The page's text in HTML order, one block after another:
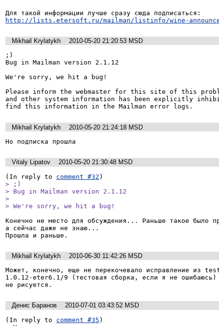
http://lists.etersoft.ru/mailman/listinfo/wine-
Mikhail Krylatykh
2010-05-20 21:20:53 MSD
;)
Bug in Mailman version 2.1.12
We're sorry, we hit a bug!
Please inform the webmaster for this site of this
and other system information has been explicitly
find this information in the Mailman error logs.
Mikhail Krylatykh
2010-05-20 21:24:18 MSD
Но подписка прошла
Vitaly Lipatov
2010-05-20 21:30:48 MSD
(In reply to comment #32
> ;)
> Bug in Mailman version 2.1.12
>
> We're sorry, we hit a bug!
Конечно не место для обсуждения... Раньше такое было
а сейчас даже не знаю...
Прошла и раньше.
Mikhail Krylatykh
2010-06-30 11:42:26 MSD
Может, конечно, еще не перекочевало исправление из
1.0.12-eter6.1/9 (тестовая сборка, если я не ошибаюсь)
не рисуется.
Денис Баранов
2010-07-01 03:43:52 MSD
(In reply to comment #35